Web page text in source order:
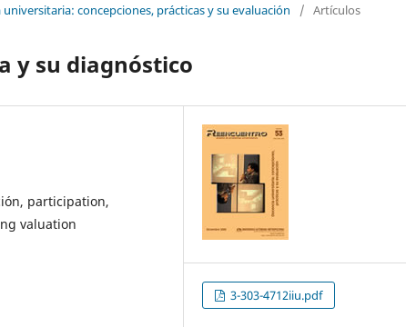
concepciones, prácticas y su evaluación / Artículos
y su diagnóstico
participation,
valuation
3-303-4712iiu.pdf